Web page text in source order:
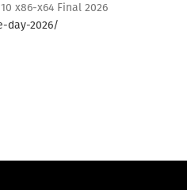
x86-x64 Final 2026
day-2026/